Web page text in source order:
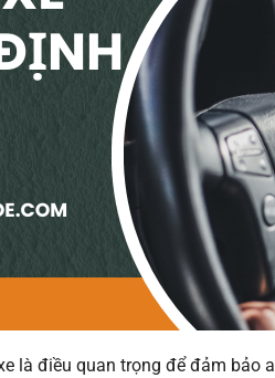
là điều quan trọng để đảm bảo